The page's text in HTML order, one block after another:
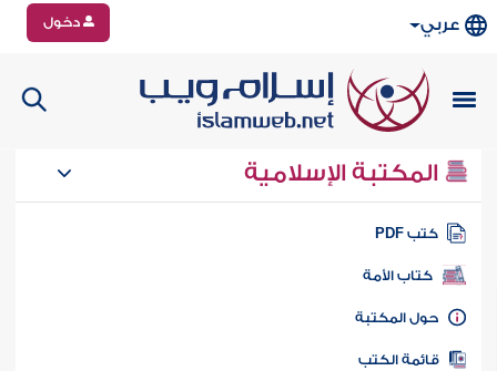
عربي دخول
المكتبة الإسلامية
كتب PDF
كتاب الأمة
المكتبة